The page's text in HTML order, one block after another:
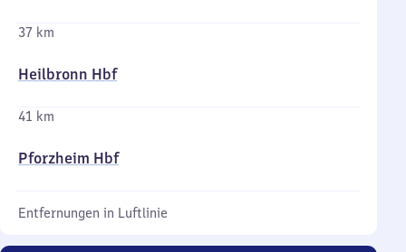
37 km
Heilbronn Hbf
41 km
Pforzheim Hbf
Entfernungen in Luftlinie